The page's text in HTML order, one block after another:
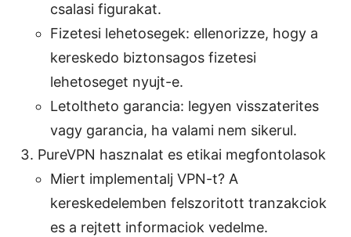
csalasi figurakat.
Fizetesi lehetosegek: ellenorizze, hogy a
kereskedo biztonsagos fizetesi
lehetoseget nyujt-e.
Letoltheto garancia: legyen visszaterites
vagy garancia, ha valami nem sikerul.
PureVPN hasznalat es etikai megfontolasok
Miert implementalj VPN-t? A
kereskedelemben felszoritott tranzakciok
es a rejtett informaciok vedelme.